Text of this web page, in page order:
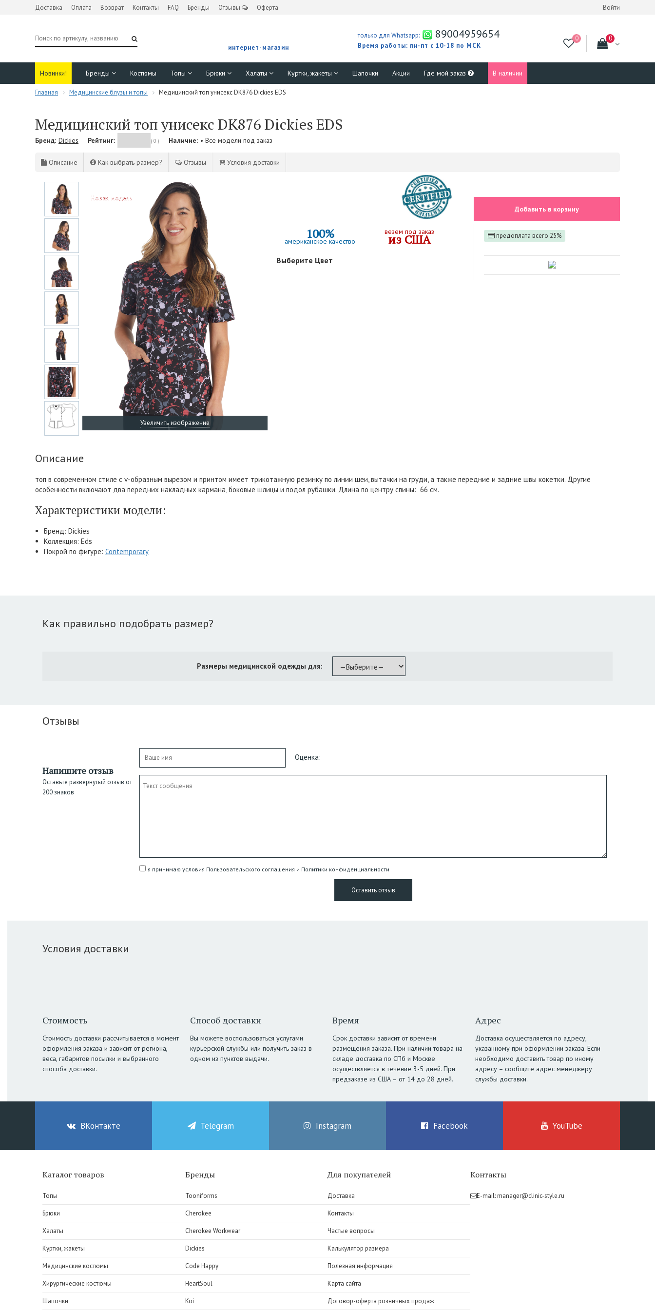
Доставка Оплата Возврат Контакты FAQ Бренды Отзывы Оферта Войти
интернет-магазин
только для Whatsapp: 89004959654
Время работы: пн-пт с 10-18 по МСК
Новинки! Бренды Костюмы Топы Брюки Халаты Куртки, жакеты Шапочки Акции Где мой заказ В наличии
Главная Медицинские блузы и топы Медицинский топ унисекс DK876 Dickies EDS
Медицинский топ унисекс DK876 Dickies EDS
Бренд: Dickies Рейтинг: ( 0 ) Наличие: • Все модели под заказ
Описание Как выбрать размер? Отзывы Условия доставки
Увеличить изображение
NEW!
Новая модель
100%
американское качество
везем под заказ
из США
Выберите Цвет
Добавить в корзину
предоплата всего 25%
Описание
топ в современном стиле с v-образным вырезом и принтом имеет трикотажную резинку по линии шеи, вытачки на груди, а также передние и задние швы кокетки. Другие
особенности включают два передних накладных кармана, боковые шлицы и подол рубашки. Длина по центру спины: 66 см.
Характеристики модели:
Бренд: Dickies
Коллекция: Eds
Покрой по фигуре: Contemporary
Как правильно подобрать размер?
Размеры медицинской одежды для:
Отзывы
Напишите отзыв
Оставьте развернутый отзыв от
200 знаков
Оценка:
я принимаю условия Пользовательского соглашения и Политики конфиденциальности
Условия доставки
Стоимость
Стоимость доставки рассчитывается в момент
оформления заказа и зависит от региона,
веса, габаритов посылки и выбранного
способа доставки.
Способ доставки
Вы можете воспользоваться услугами
курьерской службы или получить заказ в
одном из пунктов выдачи.
Время
Срок доставки зависит от времени
размещения заказа. При наличии товара на
складе доставка по СПб и Москве
осуществляется в течение 3-5 дней. При
предзаказе из США – от 14 до 28 дней.
Адрес
Доставка осуществляется по адресу,
указанному при оформлении заказа. Если
необходимо доставить товар по иному
адресу – сообщите адрес менеджеру
службы доставки.
ВКонтакте Telegram Instagram Facebook YouTube
Каталог товаров
Топы
Брюки
Халаты
Куртки, жакеты
Медицинские костюмы
Хирургические костюмы
Шапочки
Бренды
Tooniforms
Cherokee
Cherokee Workwear
Dickies
Code Happy
HeartSoul
Koi
Для покупателей
Доставка
Контакты
Частые вопросы
Калькулятор размера
Полезная информация
Карта сайта
Договор-оферта розничных продаж
Контакты
E-mail:manager@clinic-style.ru